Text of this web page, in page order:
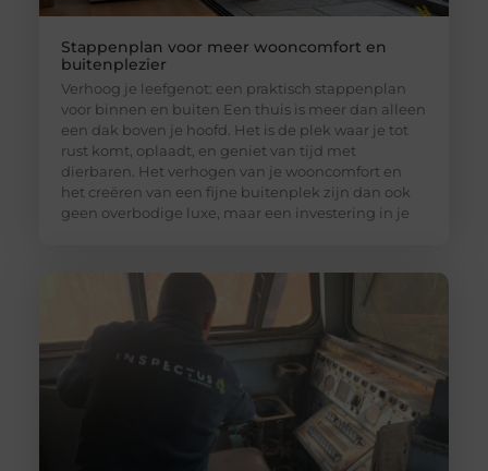
Stappenplan voor meer wooncomfort en
buitenplezier
Verhoog je leefgenot: een praktisch stappenplan
voor binnen en buiten Een thuis is meer dan alleen
een dak boven je hoofd. Het is de plek waar je tot
rust komt, oplaadt, en geniet van tijd met
dierbaren. Het verhogen van je wooncomfort en
het creëren van een fijne buitenplek zijn dan ook
geen overbodige luxe, maar een investering in je